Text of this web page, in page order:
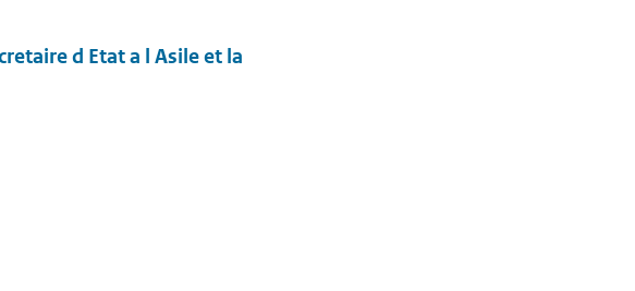
d Etat a l Asile et la